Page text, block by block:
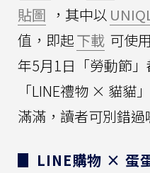
貼圖 ，其中以
值，即起下載 可使
年5月1日「勞動節
「LINE禮物 × 貓貓
滿滿，讀者可別錯過
▊ LINE購物 × 蛋